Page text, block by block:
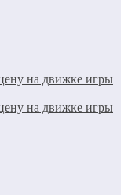
на движке игры
на движке игры